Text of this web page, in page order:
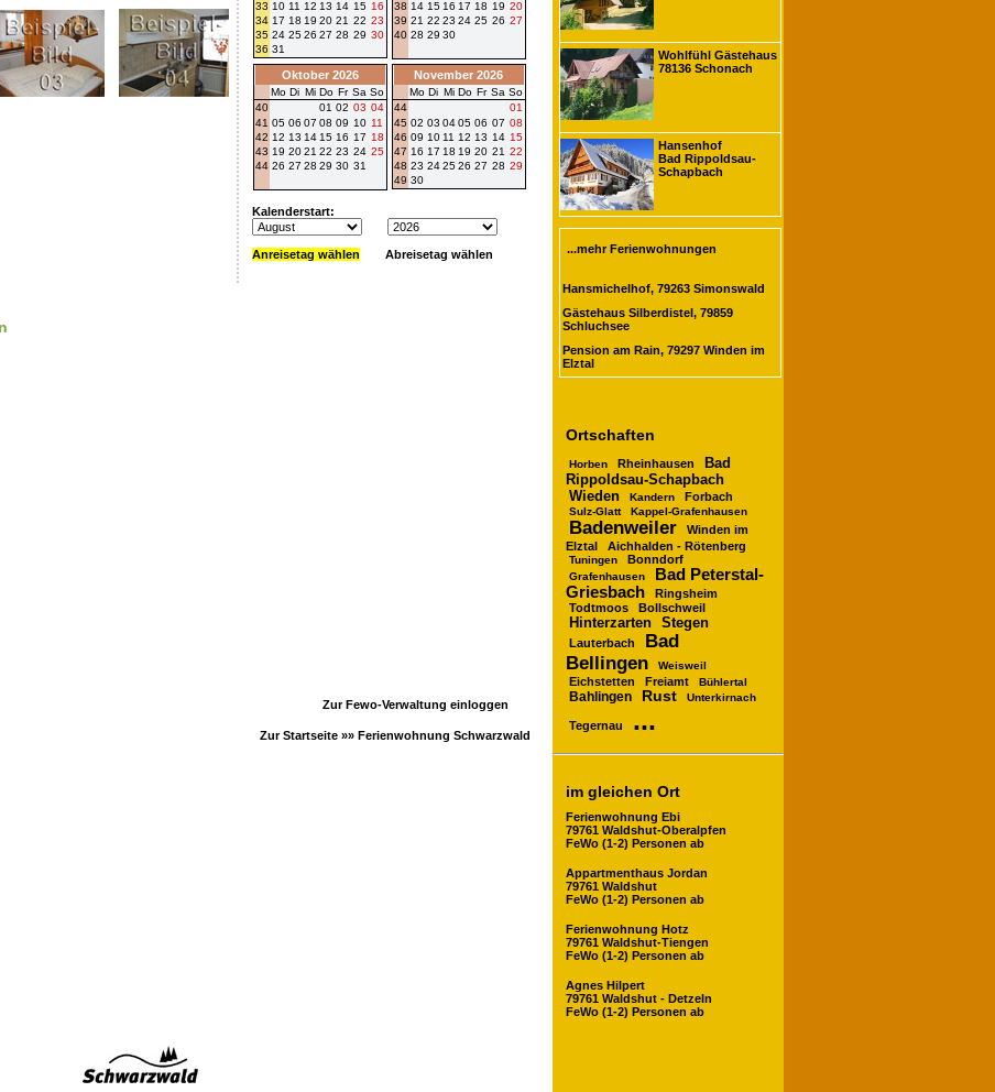
33 10 11 12 13 14 15 16
34 17 18 19 20 21 22 23
35 24 25 26 27 28 29 30
36 31
38 14 15 16 17 18 19 20
39 21 22 23 24 25 26 27
40 28 29 30
Oktober 2026
Mo Di Mi Do Fr Sa So
40
01 02 03 04
41 05 06 07 08 09 10 11
42 12 13 14 15 16 17 18
43 19 20 21 22 23 24 25
44 26 27 28 29 30 31
November 2026
Mo Di Mi Do Fr Sa So
44
01
45 02 03 04 05 06 07 08
46 09 10 11 12 13 14 15
47 16 17 18 19 20 21 22
48 23 24 25 26 27 28 29
49 30
Kalenderstart:
Anreisetag wählen Abreisetag wählen
Zur Fewo-Verwaltung einloggen
Zur Startseite »» Ferienwohnung Schwarzwald
Wohlfühl Gästehaus
78136 Schonach
Hansenhof
Bad Rippoldsau-
Schapbach
...mehr Ferienwohnungen
Hansmichelhof, 79263 Simonswald
Gästehaus Silberdistel, 79859
Schluchsee
Pension am Rain, 79297 Winden im
Elztal
Ortschaften
Horben Rheinhausen
Bad
Rippoldsau-Schapbach
Wieden
Kandern Forbach
Sulz-Glatt Kappel-Grafenhausen
Badenweiler
Winden im
Elztal
Aichhalden - Rötenberg
Tuningen Bonndorf
Grafenhausen
Bad Peterstal-
Griesbach
Ringsheim
Todtmoos
Bollschweil
Hinterzarten Stegen
Lauterbach
Bad
Bellingen
Weisweil
Eichstetten Freiamt Bühlertal
Bahlingen Rust Unterkirnach
Tegernau ...
im gleichen Ort
Ferienwohnung Ebi
79761 Waldshut-Oberalpfen
FeWo (1-2) Personen ab
Appartmenthaus Jordan
79761 Waldshut
FeWo (1-2) Personen ab
Ferienwohnung Hotz
79761 Waldshut-Tiengen
FeWo (1-2) Personen ab
Agnes Hilpert
79761 Waldshut - Detzeln
FeWo (1-2) Personen ab